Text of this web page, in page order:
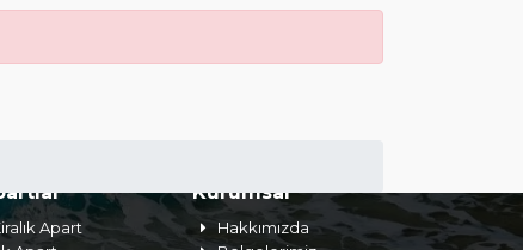
Apart
Kurumsal
Hakkımızda